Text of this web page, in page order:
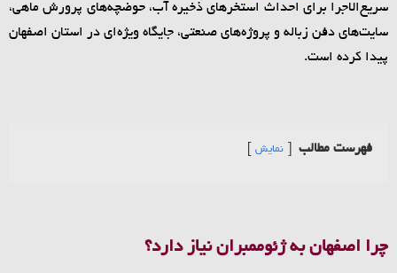
سریع‌الاجرا برای احداث استخرهای ذخیره آب، حوضچه‌های پرورش ماهی،
سایت‌های دفن زباله و پروژه‌های صنعتی، جایگاه ویژه‌ای در استان اصفهان
پیدا کرده است.
فهرست مطالب نمایش
چرا اصفهان به ژئوممبران نیاز دارد؟